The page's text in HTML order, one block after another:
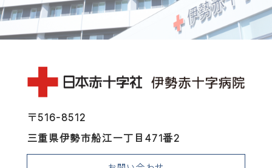
〒516-8512
三重県伊勢市船江一丁目471番2